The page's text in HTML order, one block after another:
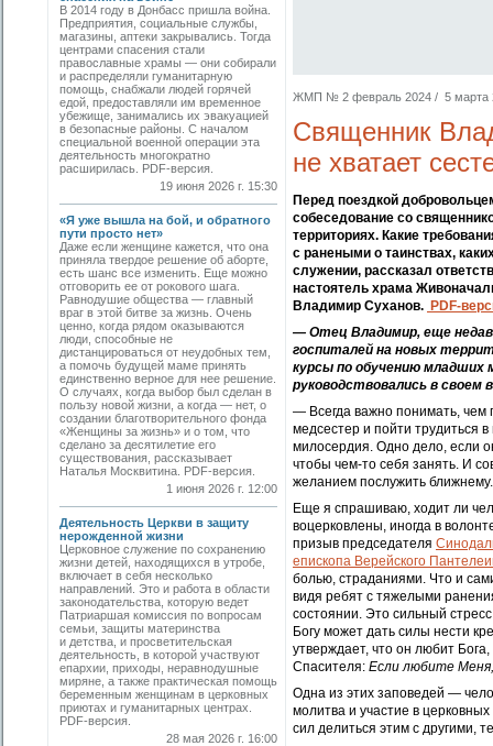
В 2014 году в Донбасс пришла война.
Предприятия, социальные службы,
магазины, аптеки закрывались. Тогда
центрами спасения стали
православные храмы — они собирали
и распределяли гуманитарную
помощь, снабжали людей горячей
едой, предоставляли им временное
убежище, занимались их эвакуацией
в безопасные районы. С началом
специальной военной операции эта
деятельность многократно
расширилась. PDF-версия.
19 июня 2026 г. 15:30
«Я уже вышла на бой, и обратного
пути просто нет»
Даже если женщине кажется, что она
приняла твердое решение об аборте,
есть шанс все изменить. Еще можно
отговорить ее от рокового шага.
Равнодушие общества — главный
враг в этой битве за жизнь. Очень
ценно, когда рядом оказываются
люди, способные не
дистанцироваться от неудобных тем,
а помочь будущей маме принять
единственно верное для нее решение.
О случаях, когда выбор был сделан в
пользу новой жизни, а когда — нет, о
создании благотворительного фонда
«Женщины за жизнь» и о том, что
сделано за десятилетие его
существования, рассказывает
Наталья Москвитина. PDF-версия.
1 июня 2026 г. 12:00
Деятельность Церкви в защиту
нерожденной жизни
Церковное служение по сохранению
жизни детей, находящихся в утробе,
включает в себя несколько
направлений. Это и работа в области
законодательства, которую ведет
Патриаршая комиссия по вопросам
семьи, защиты материнства
и детства, и просветительская
деятельность, в которой участвуют
епархии, приходы, неравнодушные
миряне, а также практическая помощь
беременным женщинам в церковных
приютах и гуманитарных центрах.
PDF-версия.
28 мая 2026 г. 16:00
ЖМП № 2 февраль 2024 / 5 марта
Священник
не хватает
Перед поездкой
собеседование со
территориях. Какие
с ранеными о таинствах,
служении, рассказал
настоятель храма
Владимир Суханов. PDF-
— Отец Владимир, еще
госпиталей на новых
курсы по обучению младших
руководствовались в своем
— Всегда важно понимать, чем
медсестер и пойти трудиться
милосердия. Одно дело, если
чтобы чем-то себя занять. И
желанием послужить ближнему.
Еще я спрашиваю, ходит ли
воцерковлены, иногда в
призыв председателя
епископа Верейского
болью, страданиями. Что и
видя ребят с тяжелыми
состоянии. Это сильный
Богу может дать силы нести
утверждает, что он любит
Спасителя: Если любите
Одна из этих заповедей —
молитва и участие в
сил делиться этим с другими,